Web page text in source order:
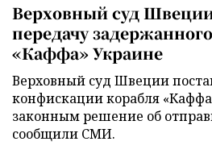
Верховный суд
передачу
«Каффа» Украине
Верховный суд Швеции
конфискации корабля
законным решение об
сообщили СМИ.